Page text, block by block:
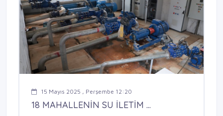
15 Mayıs 2025 , Perşembe 12:20
18 MAHALLENİN SU İLETİM ...